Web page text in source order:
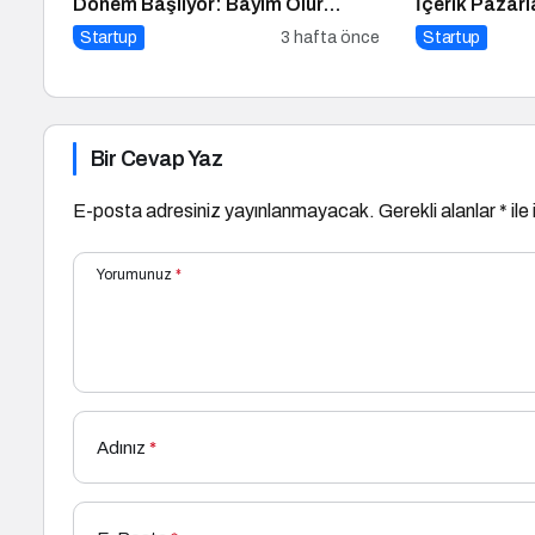
Dönem Başlıyor: Bayim Olur
Musun? Fuarı 2026 İçin Geri
Startup 3 hafta önce
İçerik
İpucu
Startup
Bir Cevap Yaz
E-posta adresiniz yayınlanmayacak. Gerekli alanlar* ile
Yorumunuz *
Adınız *